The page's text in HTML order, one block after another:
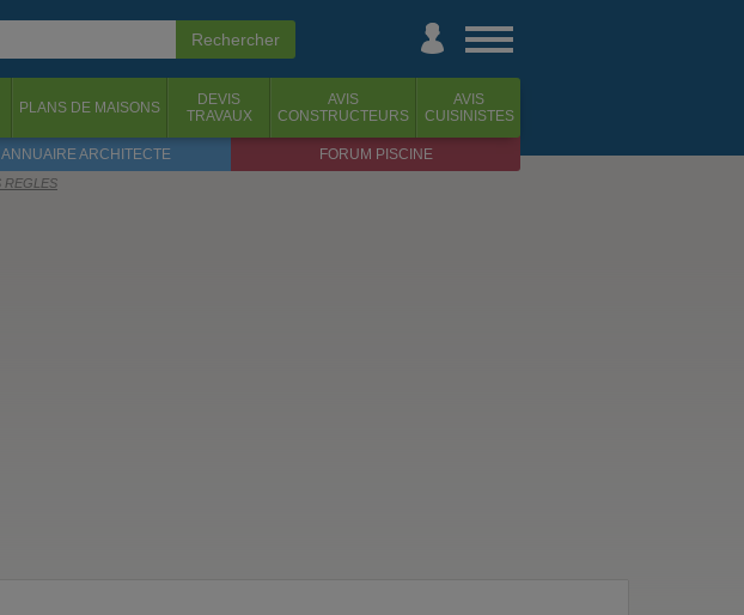
PLANS DE MAISONS
DEVIS
TRAVAUX
AVIS
CONSTRUCTEURS
AVIS
CUISINISTES
ANNUAIRE ARCHITECTE FORUM PISCINE
REGLES